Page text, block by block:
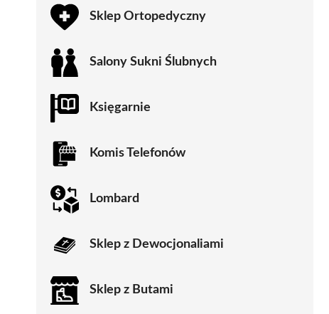
Sklep Ortopedyczny
Salony Sukni Ślubnych
Księgarnie
Komis Telefonów
Lombard
Sklep z Dewocjonaliami
Sklep z Butami